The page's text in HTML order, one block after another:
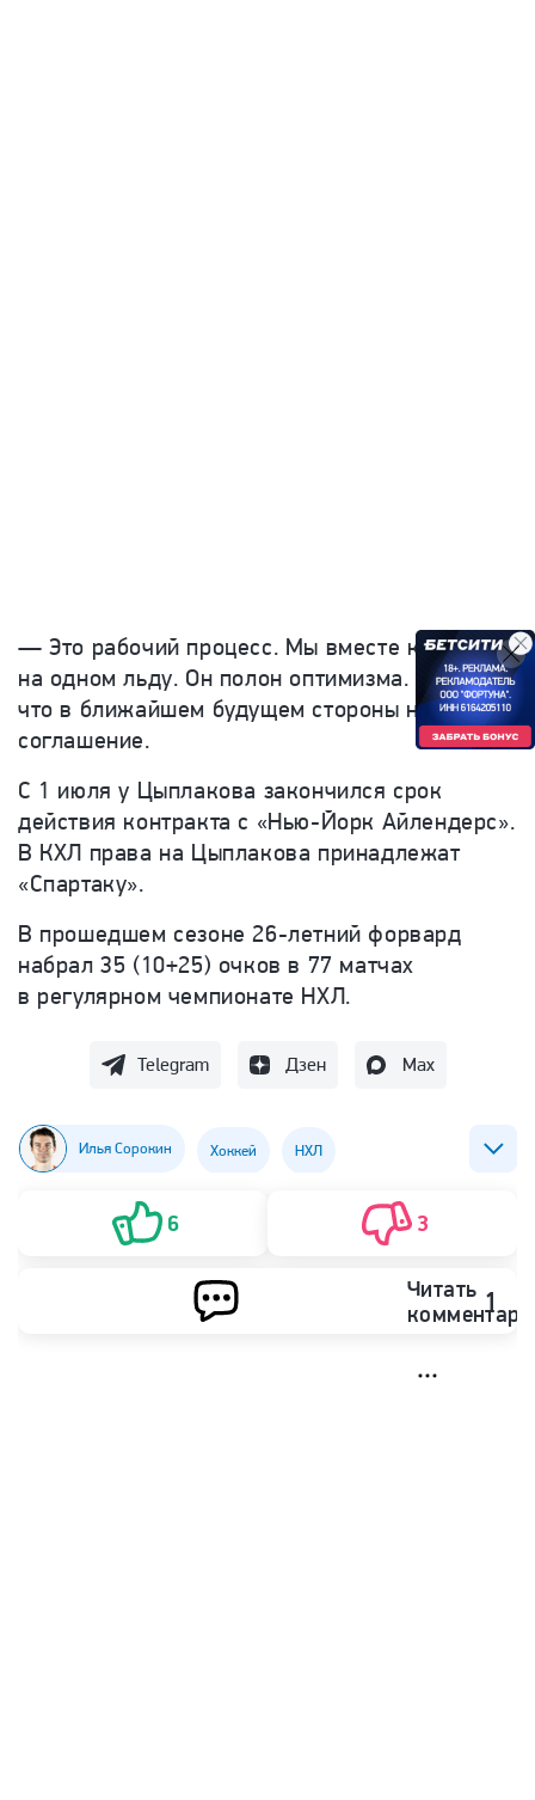
— Это рабочий процесс. Мы вместе катаемся
на одном льду. Он полон оптимизма. Уверен,
что в ближайшем будущем стороны найдут
соглашение.
С 1 июля у Цыплакова закончился срок
действия контракта с «Нью-Йорк Айлендерс».
В КХЛ права на Цыплакова принадлежат
«Спартаку».
В прошедшем сезоне 26-летний форвард
набрал 35 (10+25) очков в 77 матчах
в регулярном чемпионате НХЛ.
Telegram Дзен Max
Илья Сорокин Хоккей НХЛ
ХК Нью-Йорк Айлендерс
6 3
Читать 1